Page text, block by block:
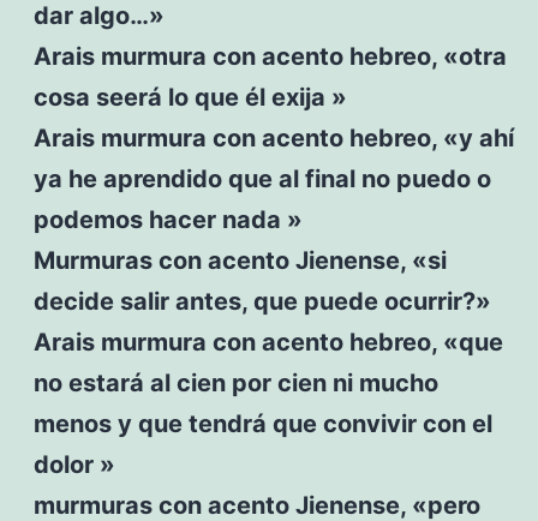
dar algo…»
Arais murmura con acento hebreo, «otra
cosa seerá lo que él exija »
Arais murmura con acento hebreo, «y ahí
ya he aprendido que al final no puedo o
podemos hacer nada »
Murmuras con acento Jienense, «si
decide salir antes, que puede ocurrir?»
Arais murmura con acento hebreo, «que
no estará al cien por cien ni mucho
menos y que tendrá que convivir con el
dolor »
murmuras con acento Jienense, «pero